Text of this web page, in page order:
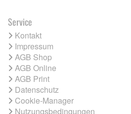
Service
Kontakt
Impressum
AGB Shop
AGB Online
AGB Print
Datenschutz
Cookie-Manager
Nutzungsbedingungen